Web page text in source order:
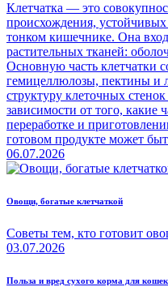
Клетчатка — это
происхождения,
тонком кишечнике. Она
растительных тканей:
Основную часть клетчатки
гемицеллюлозы, пектины и
структуру клеточных
зависимости от того, какие
переработке и
готовом продукте может
06.07.2026
Овощи, богатые клетчаткой
Советы тем, кто готовит
03.07.2026
Польза и вред сухого корма для